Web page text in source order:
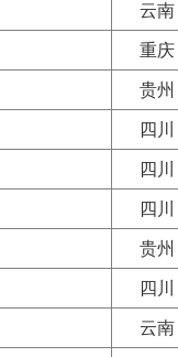
云南
重庆
贵州
四川
四川
四川
贵州
四川
云南